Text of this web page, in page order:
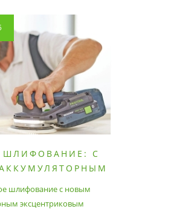
ШЛИФОВАНИЕ: С
ETSC2
шлифование с новым
эксцентриковым